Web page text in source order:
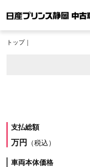
トップ｜
支払総額
万円 （税込）
車両本体価格